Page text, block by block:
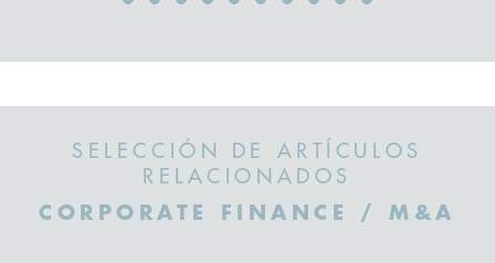
SELECCIÓN DE ARTÍCULOS
RELACIONADOS
CORPORATE FINANCE / M&A